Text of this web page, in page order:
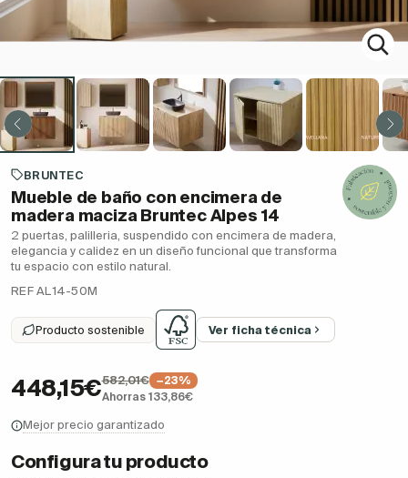
BRUNTEC
Mueble de baño con encimera de
madera maciza Bruntec Alpes 14
2 puertas, palilleria, suspendido con encimera de madera,
elegancia y calidez en un diseño funcional que transforma
tu espacio con estilo natural.
REF AL14-50M
Producto sostenible Ver ficha técnica
448,15€582,01€
−23%
Ahorras 133,86€
Mejor precio garantizado
Configura tu producto